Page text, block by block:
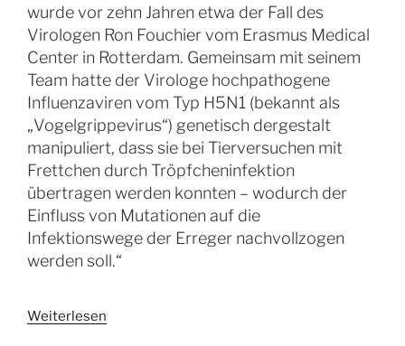
wurde vor zehn Jahren etwa der Fall des
Virologen Ron Fouchier vom Erasmus Medical
Center in Rotterdam. Gemeinsam mit seinem
Team hatte der Virologe hochpathogene
Influenzaviren vom Typ H5N1 (bekannt als
„Vogelgrippevirus“) genetisch dergestalt
manipuliert, dass sie bei Tierversuchen mit
Frettchen durch Tröpfcheninfektion
übertragen werden konnten – wodurch der
Einfluss von Mutationen auf die
Infektionswege der Erreger nachvollzogen
werden soll.“
Weiterlesen